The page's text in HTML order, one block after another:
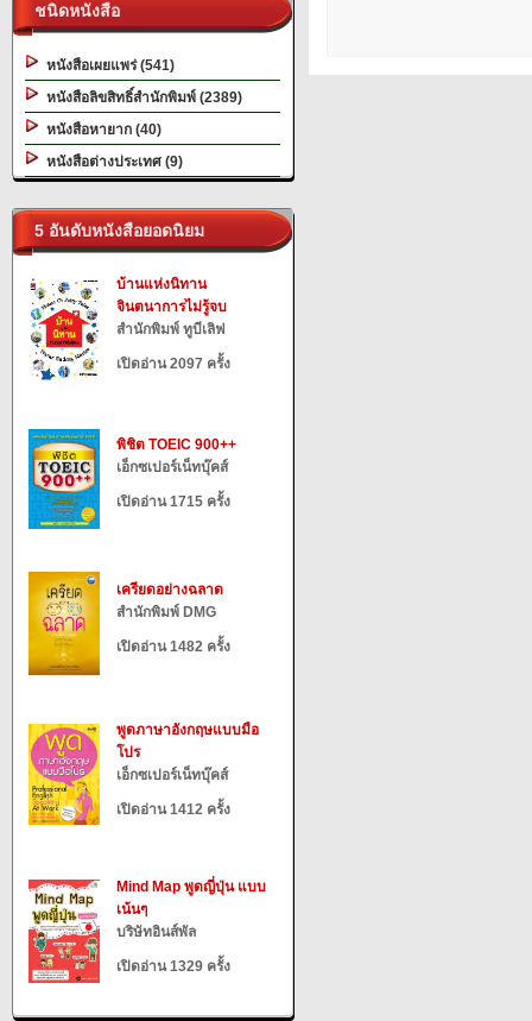
ชนิดหนังสือ
หนังสือเผยแพร่ (541)
หนังสือลิขสิทธิ์สำนักพิมพ์ (2389)
หนังสือหายาก (40)
หนังสือต่างประเทศ (9)
5 อันดับหนังสือยอดนิยม
บ้านแห่งนิทาน
จินตนาการไม่รู้จบ
สำนักพิมพ์ ทูบีเลิฟ
เปิดอ่าน 2097 ครั้ง
พิชิต TOEIC 900++
เอ็กซเปอร์เน็ทบุ๊คส์
เปิดอ่าน 1715 ครั้ง
เครียดอย่างฉลาด
สำนักพิมพ์ DMG
เปิดอ่าน 1482 ครั้ง
พูดภาษาอังกฤษแบบมือ
โปร
เอ็กซเปอร์เน็ทบุ๊คส์
เปิดอ่าน 1412 ครั้ง
Mind Map พูดญี่ปุ่น แบบ
เน้นๆ
บริษัทอินส์พัล
เปิดอ่าน 1329 ครั้ง